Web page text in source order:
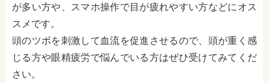
が多い方や、スマホ操作で目が疲れやすい方などにオス
スメです。
頭のツボを刺激して血流を促進させるので、頭が重く感
じる方や眼精疲労で悩んでいる方はぜひ受けてみてくだ
さい。